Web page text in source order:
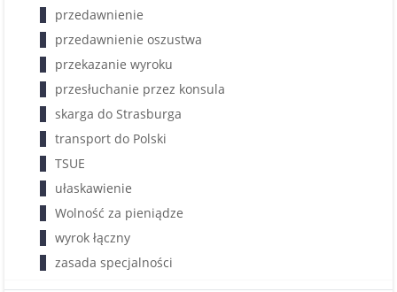
przedawnienie
przedawnienie oszustwa
przekazanie wyroku
przesłuchanie przez konsula
skarga do Strasburga
transport do Polski
TSUE
ułaskawienie
Wolność za pieniądze
wyrok łączny
zasada specjalności